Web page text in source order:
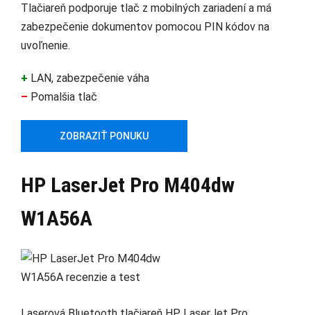
Tlačiareň podporuje tlač z mobilných zariadení a má
zabezpečenie dokumentov pomocou PIN kódov na
uvoľnenie.
+ LAN, zabezpečenie váha
– Pomalšia tlač
ZOBRAZIŤ PONUKU
HP LaserJet Pro M404dw
W1A56A